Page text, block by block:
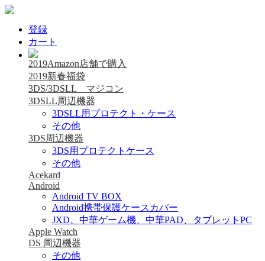
登録
カート
2019Amazon店舗で購入
2019新春福袋
3DS/3DSLL マジコン
3DSLL周辺機器
3DSLL用プロテクト・ケース
その他
3DS周辺機器
3DS用プロテクトケース
その他
Acekard
Android
Android TV BOX
Android携帯保護ケースカバー
JXD、中華ゲーム機、中華PAD、タブレットPC
Apple Watch
DS 周辺機器
その他